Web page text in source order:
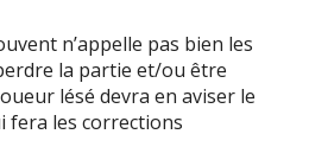
n’appelle pas bien les
la partie et/ou être
lésé devra en aviser le
fera les corrections